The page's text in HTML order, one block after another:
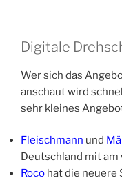
Digitale
Wer sich das
anschaut wird
sehr kleines
Fleischmann und
Deutschland mit
Roco hat die neuere